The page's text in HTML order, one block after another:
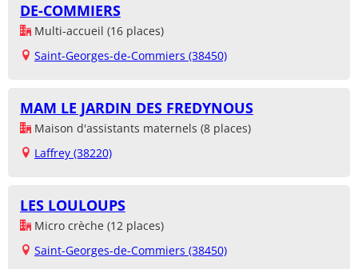
DE-COMMIERS
Multi-accueil (16 places)
Saint-Georges-de-Commiers (38450)
MAM LE JARDIN DES FREDYNOUS
Maison d'assistants maternels (8 places)
Laffrey (38220)
LES LOULOUPS
Micro crèche (12 places)
Saint-Georges-de-Commiers (38450)